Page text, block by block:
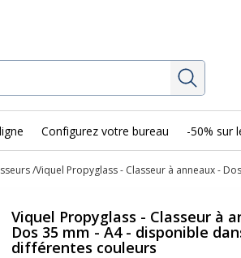
Configurez votre bureau -50% sur
Viquel Propyglass - Classeur à anneaux -
Viquel Propyglass - Classeur à
Dos 35 mm - A4 - disponible
différentes couleurs